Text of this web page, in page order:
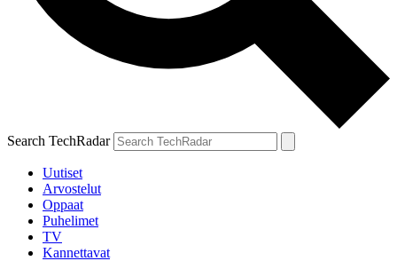
Search TechRadar
Uutiset
Arvostelut
Oppaat
Puhelimet
TV
Kannettavat